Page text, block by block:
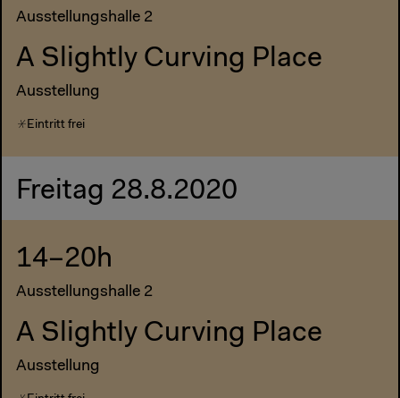
Ausstellungshalle 2
A Slightly Curving Place
Ausstellung
Eintritt frei
Freitag 28.8.2020
14–20h
Ausstellungshalle 2
A Slightly Curving Place
Ausstellung